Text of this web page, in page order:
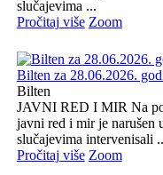
slučajevima ...
Pročitaj više Zoom
Bilten za 28.06.2026.
Bilten
JAVNI RED I MIR Na
javni red i mir je narušen
slučajevima intervenisali
Pročitaj više Zoom